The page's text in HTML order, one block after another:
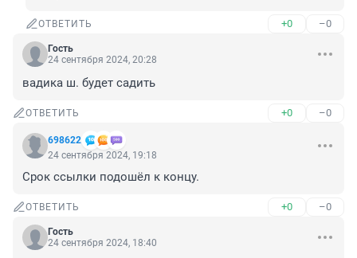
ОТВЕТИТЬ +0 –0
Гость
24 сентября 2024, 20:28
вадика ш. будет садить
ОТВЕТИТЬ +0 –0
698622
24 сентября 2024, 19:18
Срок ссылки подошёл к концу.
ОТВЕТИТЬ +0 –0
Гость
24 сентября 2024, 18:40